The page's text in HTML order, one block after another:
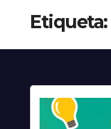
Etiqueta: